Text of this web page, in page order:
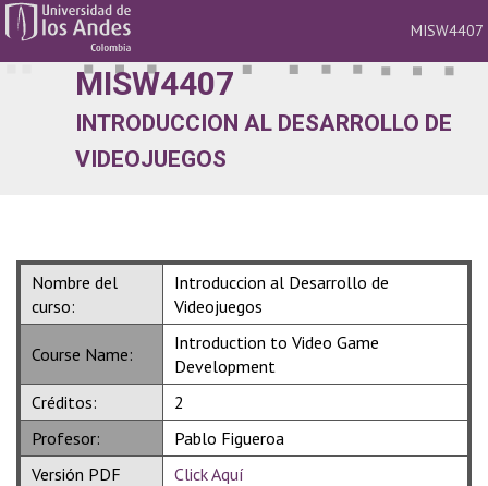
MISW4407
MISW4407
INTRODUCCION AL DESARROLLO DE
VIDEOJUEGOS
Nombre del
curso:
Introduccion al Desarrollo de
Videojuegos
Course Name:
Introduction to Video Game
Development
Créditos:
2
Profesor:
Pablo Figueroa
Versión PDF
Click Aquí